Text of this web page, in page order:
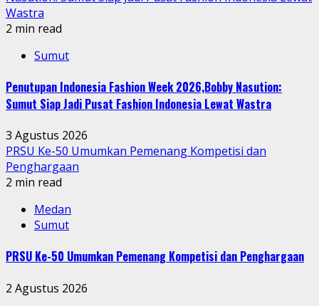
Wastra
2 min read
Sumut
Penutupan Indonesia Fashion Week 2026,Bobby Nasution:
Sumut Siap Jadi Pusat Fashion Indonesia Lewat Wastra
3 Agustus 2026
PRSU Ke-50 Umumkan Pemenang Kompetisi dan
Penghargaan
2 min read
Medan
Sumut
PRSU Ke-50 Umumkan Pemenang Kompetisi dan Penghargaan
2 Agustus 2026